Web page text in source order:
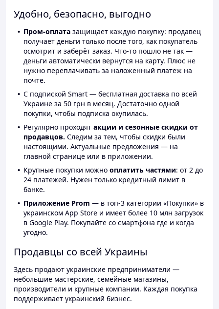
Удобно, безопасно, выгодно
Пром-оплата защищает каждую покупку: продавец
получает деньги только после того, как покупатель
осмотрит и заберёт заказ. Что-то пошло не так —
деньги автоматически вернутся на карту. Плюс не
нужно переплачивать за наложенный платёж на
почте.
С подпиской Smart — бесплатная доставка по всей
Украине за 50 грн в месяц. Достаточно одной
покупки, чтобы подписка окупилась.
Регулярно проходят акции и сезонные скидки от
продавцов. Следим за тем, чтобы скидки были
настоящими. Актуальные предложения — на
главной странице или в приложении.
Крупные покупки можно оплатить частями: от 2 до
24 платежей. Нужен только кредитный лимит в
банке.
Приложение Prom — в топ-3 категории «Покупки» в
украинском App Store и имеет более 10 млн загрузок
в Google Play. Покупайте со смартфона где и когда
угодно.
Продавцы со всей Украины
Здесь продают украинские предприниматели —
небольшие мастерские, семейные магазины,
производители и крупные компании. Каждая покупка
поддерживает украинский бизнес.